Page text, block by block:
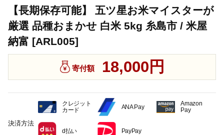
【長期保存可能】 五ツ星お米マイスターが
厳選 品種おまかせ 白米 5kg 糸島市 / 米屋
納富 [ARL005]
寄付額 18,000円
決済方法
クレジット
カード
ANA Pay
Amazon
Pay
d払い PayPay